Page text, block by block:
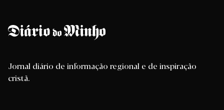
Jornal diário de informação regional e de inspiração
cristã.